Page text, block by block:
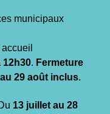
municipaux
accueil
12h30. Fermeture
29 août inclus.
13 juillet au 28